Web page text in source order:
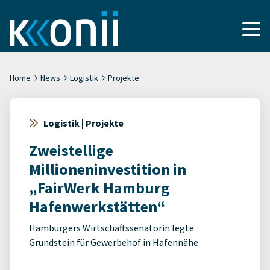
Home News Logistik Projekte
Logistik | Projekte
Zweistellige
Millioneninvestition in
„FairWerk Hamburg
Hafenwerkstätten“
Hamburgers Wirtschaftssenatorin legte
Grundstein für Gewerbehof in Hafennähe